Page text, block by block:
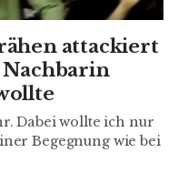
attackiert
Dabei wollte ich nur
Begegnung wie bei